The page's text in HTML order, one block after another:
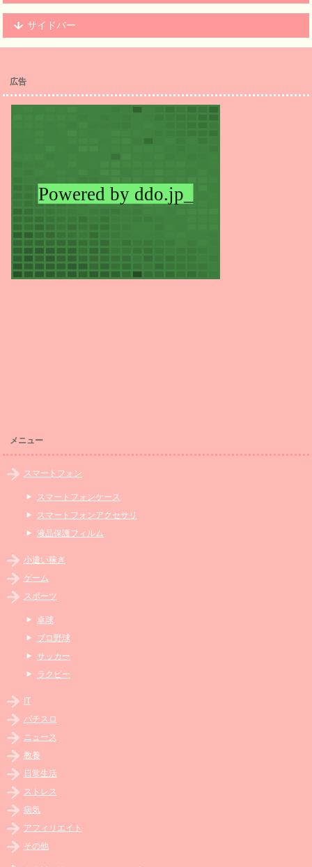
サイドバー
広告
メニュー
スマートフォン
スマートフォンケース
スマートフォンアクセサリ
液晶保護フィルム
小遣い稼ぎ
ゲーム
スポーツ
卓球
プロ野球
サッカー
ラクビー
IT
パチスロ
ニュース
教養
日常生活
ストレス
病気
アフィリエイト
その他